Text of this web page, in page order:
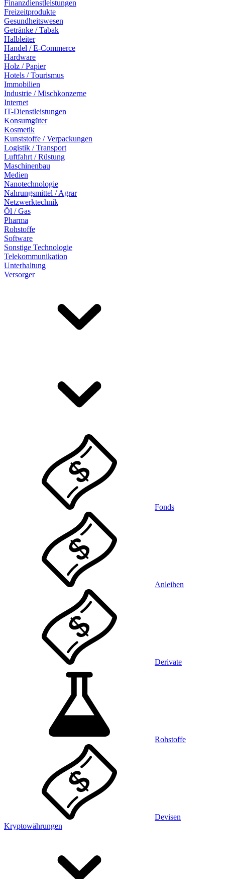
Finanzdienstleistungen
Freizeitprodukte
Gesundheitswesen
Getränke / Tabak
Halbleiter
Handel / E-Commerce
Hardware
Holz / Papier
Hotels / Tourismus
Immobilien
Industrie / Mischkonzerne
Internet
IT-Dienstleistungen
Konsumgüter
Kosmetik
Kunststoffe / Verpackungen
Logistik / Transport
Luftfahrt / Rüstung
Maschinenbau
Medien
Nanotechnologie
Nahrungsmittel / Agrar
Netzwerktechnik
Öl / Gas
Pharma
Rohstoffe
Software
Sonstige Technologie
Telekommunikation
Unterhaltung
Versorger
Fonds
Anleihen
Derivate
Rohstoffe
Devisen
Kryptowährungen